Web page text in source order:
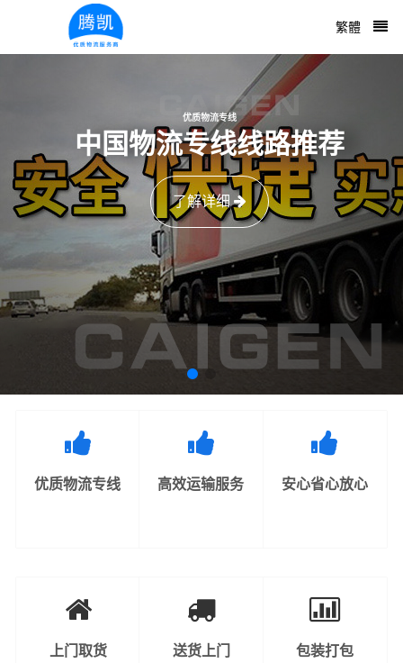
繁體
优质物流专线
中国物流专线线路推荐
了解详细
优质物流专线 高效运输服务 安心省心放心
上门取货 送货上门 包装打包